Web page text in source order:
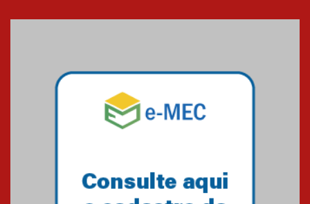
Mackenzie mobiliza campanha
solidária para apoiar famílias em
Minas Gerais
Primeiro culto do ano ressalta o